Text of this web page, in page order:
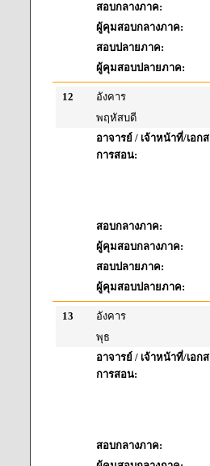
สอบกลางภาค:
ผู้คุมสอบกลางภาค:
สอบปลายภาค:
ผู้คุมสอบปลายภาค:
12
อังคาร
พฤหัสบดี
อาจารย์ / เจ้าหน้าที่/เอก
การสอน:
สอบกลางภาค:
ผู้คุมสอบกลางภาค:
สอบปลายภาค:
ผู้คุมสอบปลายภาค:
13
อังคาร
พุธ
อาจารย์ / เจ้าหน้าที่/เอก
การสอน:
สอบกลางภาค: